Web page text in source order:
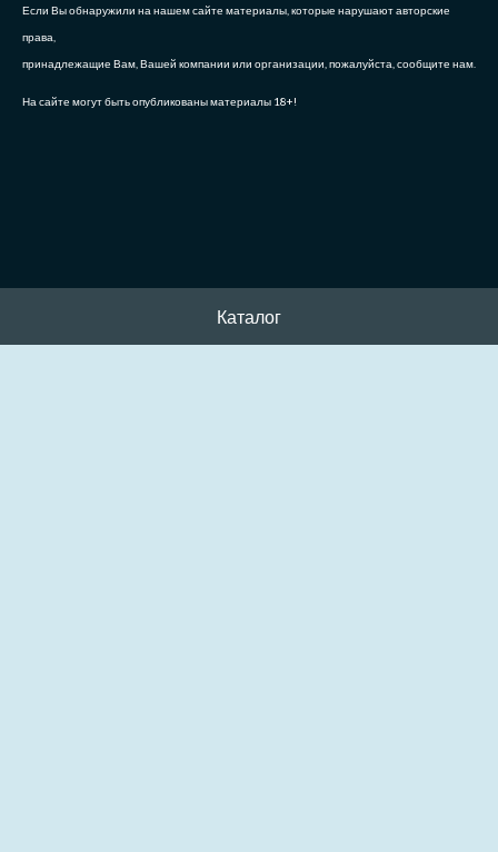
Если Вы обнаружили на нашем сайте материалы, которые нарушают авторские
права,
принадлежащие Вам, Вашей компании или организации, пожалуйста, сообщите нам.
На сайте могут быть опубликованы материалы 18+!
Каталог